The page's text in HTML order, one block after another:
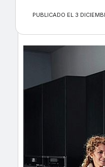
PUBLICADO EL 3